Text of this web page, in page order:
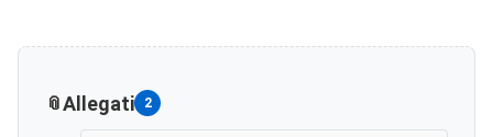
Allegati 2